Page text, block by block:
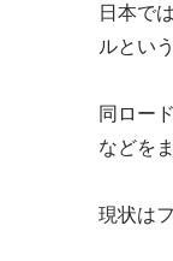
日本で
ルとい
同ロー
などを
現状は